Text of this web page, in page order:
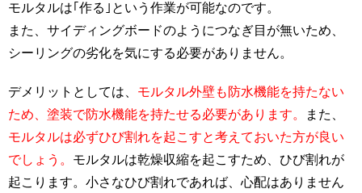
モルタルは｢作る｣という作業が可能なのです。
また、サイディングボードのようにつなぎ目が無いため、
シーリングの劣化を気にする必要がありません。
デメリットとしては、 モルタル外壁も防水機能を持たない
ため、塗装で防水機能を持たせる必要があります。
また、
モルタルは必ずひび割れを起こすと考えておいた方が良い
でしょう。 モルタルは乾燥収縮を起こすため、ひび割れが
起こります。小さなひび割れであれば、心配はありません